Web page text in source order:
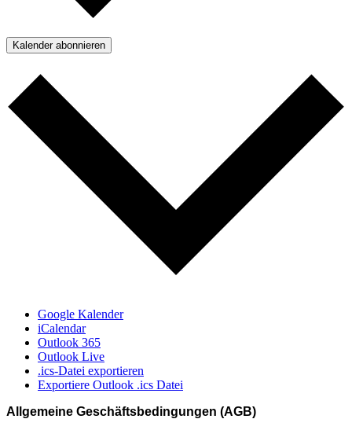
Kalender abonnieren
Google Kalender
iCalendar
Outlook 365
Outlook Live
.ics-Datei exportieren
Exportiere Outlook .ics Datei
Allgemeine Geschäftsbedingungen (AGB)